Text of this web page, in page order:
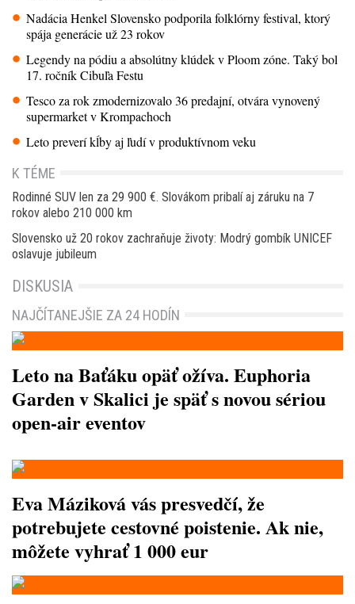
Nadácia Henkel Slovensko podporila folklórny festival, ktorý
spája generácie už 23 rokov
Legendy na pódiu a absolútny klúdek v Ploom zóne. Taký bol
17. ročník Cibuľa Festu
Tesco za rok zmodernizovalo 36 predajní, otvára vynovený
supermarket v Krompachoch
Leto preverí kĺby aj ľudí v produktívnom veku
K TÉME
Rodinné SUV len za 29 900 €. Slovákom pribalí aj záruku na 7
rokov alebo 210 000 km
Slovensko už 20 rokov zachraňuje životy: Modrý gombík UNICEF
oslavuje jubileum
DISKUSIA
NAJČÍTANEJŠIE ZA 24 HODÍN
Leto na Baťáku opäť ožíva. Euphoria
Garden v Skalici je späť s novou sériou
open-air eventov
Eva Máziková vás presvedčí, že
potrebujete cestovné poistenie. Ak nie,
môžete vyhrať 1 000 eur